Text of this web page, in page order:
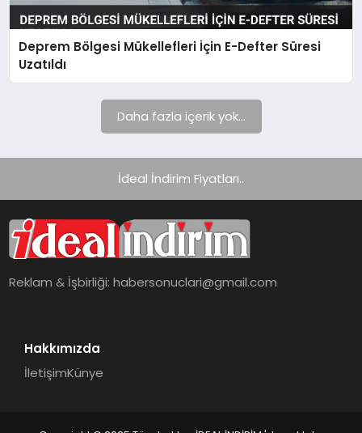
YAŞAM
Deprem Bölgesi Mükellefleri İçin E-Defter Süresi
Uzatıldı
Daha fazla içerik yok...
İdeal İndirim Fiyatları..
Reklam & İşbirliği:habersonuclari@gmail.com
Hakkımızda
İletişimKünye